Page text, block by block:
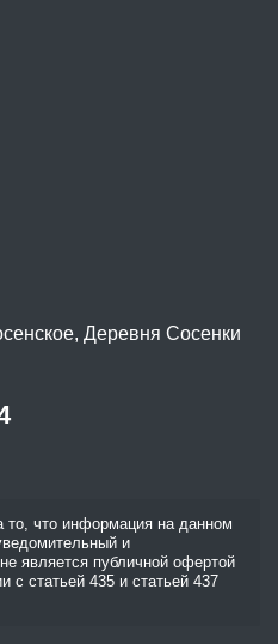
Деревня Сосенки
что информация на данном
и
является публичной офертой
с статьей 435 и статьей 437